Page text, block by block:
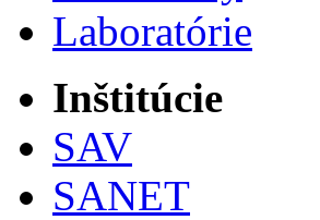
Laboratórie
Inštitúcie
SAV
SANET